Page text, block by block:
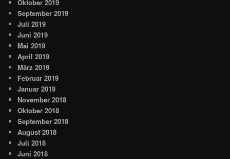
Oktober 2019
September 2019
Juli 2019
Juni 2019
Mai 2019
April 2019
März 2019
Februar 2019
Januar 2019
November 2018
Oktober 2018
September 2018
August 2018
Juli 2018
Juni 2018